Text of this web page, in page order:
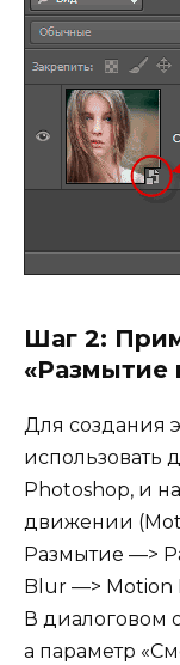
Шаг 2:
«Размытие
Для создания
использовать
Photoshop, и
движении
Размытие —>
Blur —> Motion
В диалоговом
а параметр